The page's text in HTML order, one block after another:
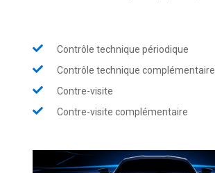
Contrôle technique périodique
Contrôle technique complémentaire
Contre-visite
Contre-visite complémentaire